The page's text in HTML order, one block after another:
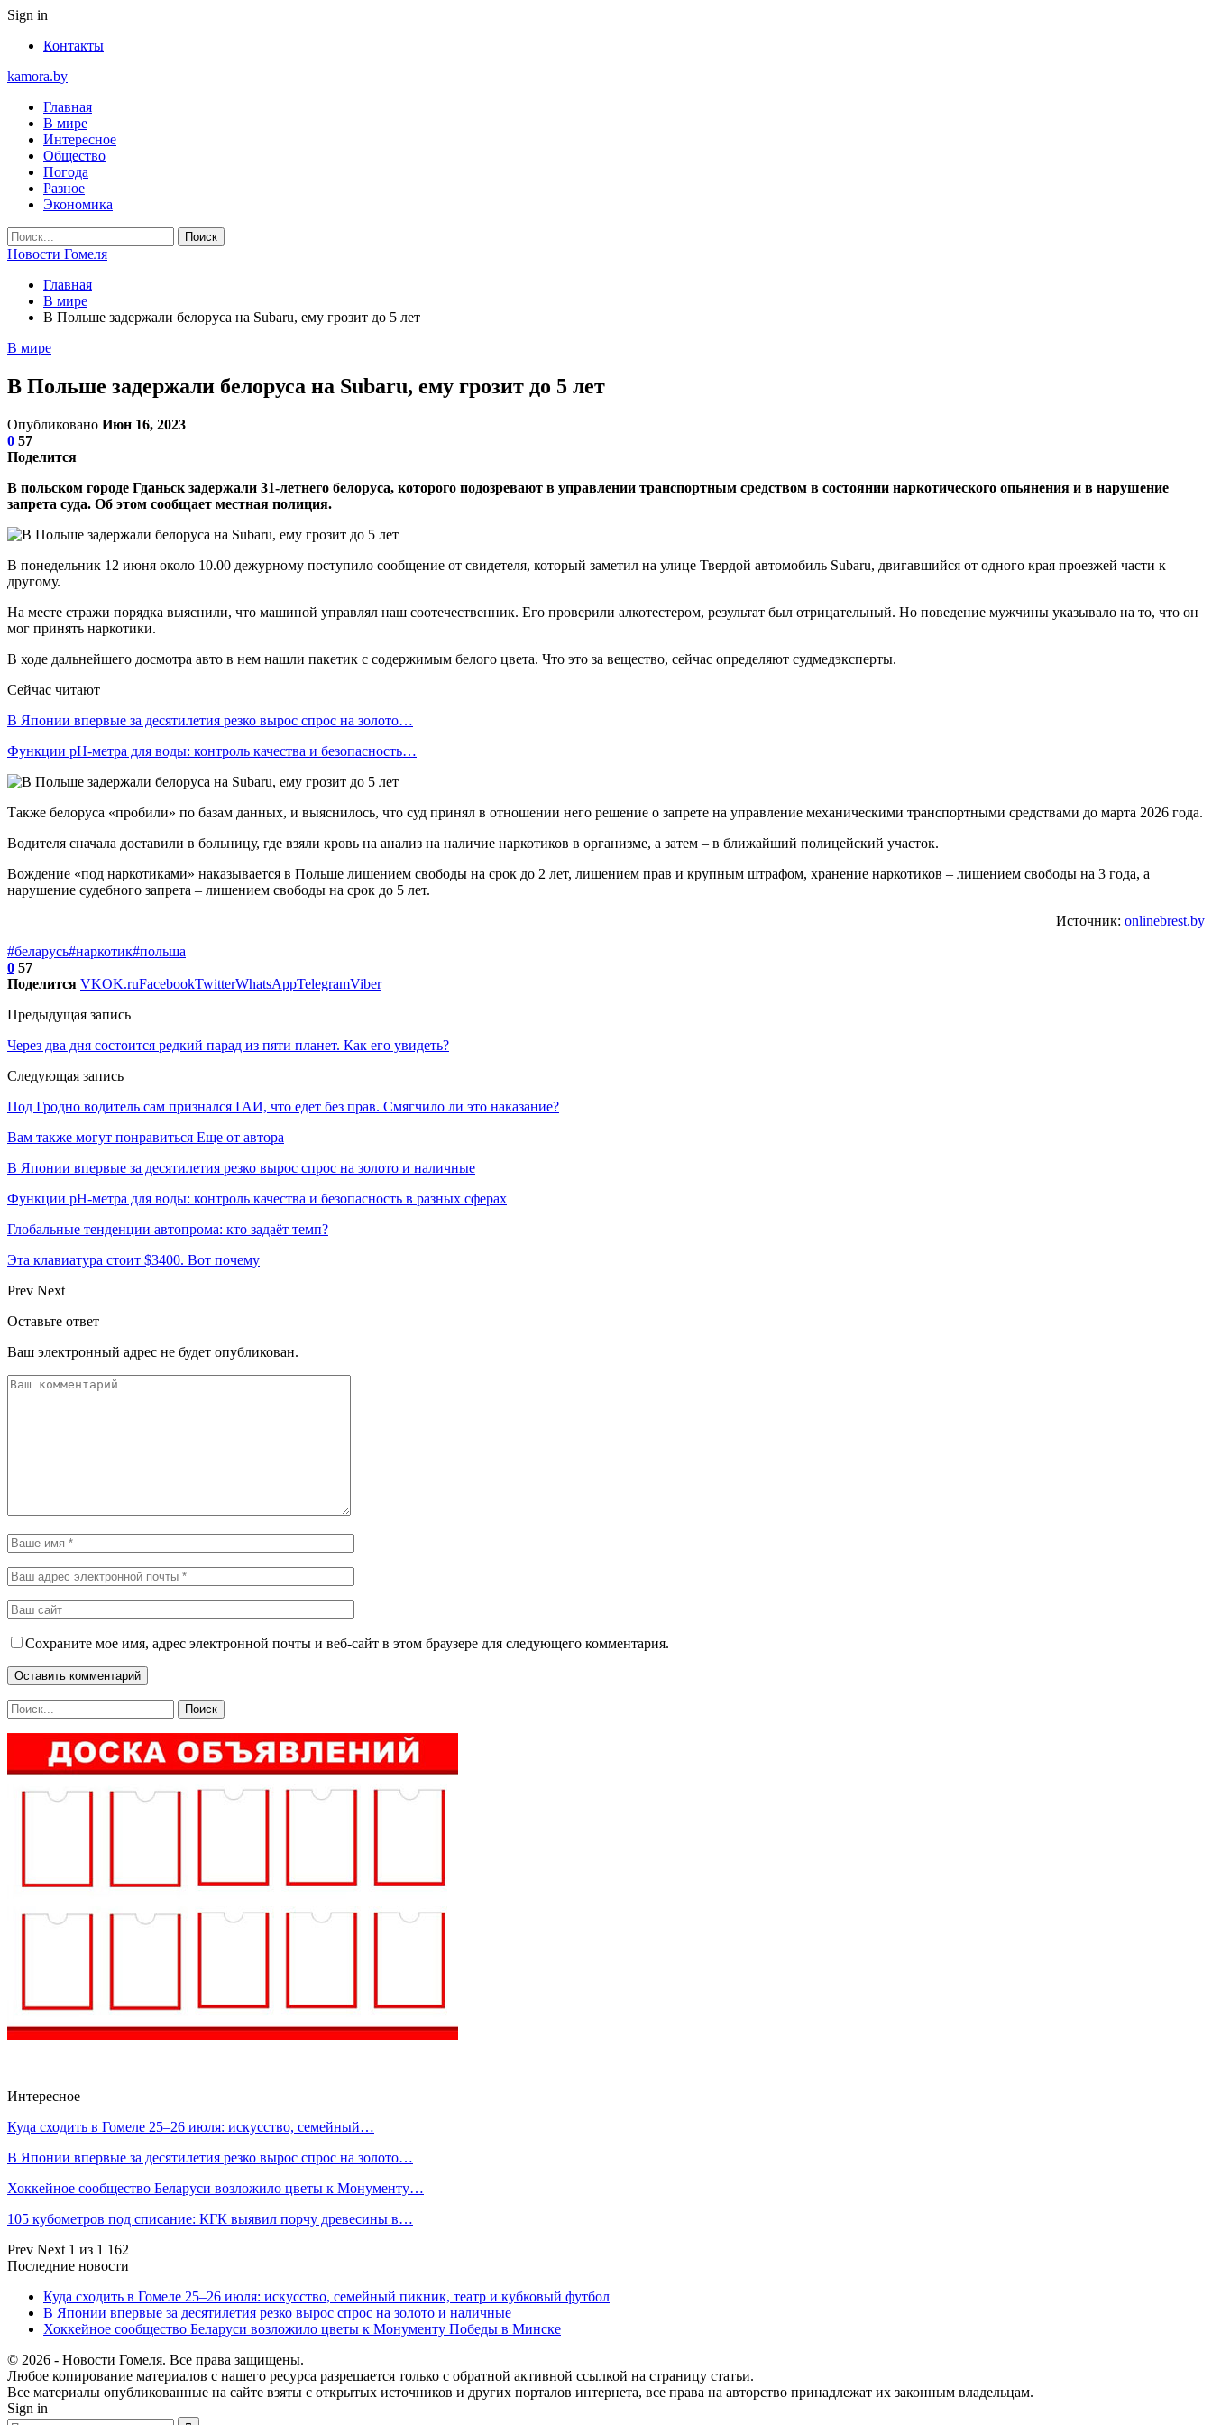
Sign in
Контакты
kamora.by
Главная
В мире
Интересное
Общество
Погода
Разное
Экономика
Новости Гомеля
Главная
В мире
В Польше задержали белоруса на Subaru, ему грозит до 5 лет
В мире
В Польше задержали белоруса на Subaru, ему грозит до 5 лет
Опубликовано Июн 16, 2023
0 57
Поделится
В польском городе Гданьск задержали 31-летнего белоруса, которого подозревают в управлении транспортным средством в состоянии наркотического опьянения и в нарушение
запрета суда. Об этом сообщает местная полиция.
В понедельник 12 июня около 10.00 дежурному поступило сообщение от свидетеля, который заметил на улице Твердой автомобиль Subaru, двигавшийся от одного края проезжей части к
другому.
На месте стражи порядка выяснили, что машиной управлял наш соотечественник. Его проверили алкотестером, результат был отрицательный. Но поведение мужчины указывало на то, что он
мог принять наркотики.
В ходе дальнейшего досмотра авто в нем нашли пакетик с содержимым белого цвета. Что это за вещество, сейчас определяют судмедэксперты.
Сейчас читают
В Японии впервые за десятилетия резко вырос спрос на золото…
Функции pH-метра для воды: контроль качества и безопасность…
Также белоруса «пробили» по базам данных, и выяснилось, что суд принял в отношении него решение о запрете на управление механическими транспортными средствами до марта 2026 года.
Водителя сначала доставили в больницу, где взяли кровь на анализ на наличие наркотиков в организме, а затем – в ближайший полицейский участок.
Вождение «под наркотиками» наказывается в Польше лишением свободы на срок до 2 лет, лишением прав и крупным штрафом, хранение наркотиков – лишением свободы на 3 года, а
нарушение судебного запрета – лишением свободы на срок до 5 лет.
Источник: onlinebrest.by
#беларусь#наркотик#польша
0 57
Поделится VKOK.ruFacebookTwitterWhatsAppTelegramViber
Предыдущая запись
Через два дня состоится редкий парад из пяти планет. Как его увидеть?
Следующая запись
Под Гродно водитель сам признался ГАИ, что едет без прав. Смягчило ли это наказание?
Вам также могут понравиться Еще от автора
В Японии впервые за десятилетия резко вырос спрос на золото и наличные
Функции pH-метра для воды: контроль качества и безопасность в разных сферах
Глобальные тенденции автопрома: кто задаёт темп?
Эта клавиатура стоит $3400. Вот почему
Prev Next
Оставьте ответ
Ваш электронный адрес не будет опубликован.
Сохраните мое имя, адрес электронной почты и веб-сайт в этом браузере для следующего комментария.
Интересное
Куда сходить в Гомеле 25–26 июля: искусство, семейный…
В Японии впервые за десятилетия резко вырос спрос на золото…
Хоккейное сообщество Беларуси возложило цветы к Монументу…
105 кубометров под списание: КГК выявил порчу древесины в…
Prev Next 1 из 1 162
Последние новости
Куда сходить в Гомеле 25–26 июля: искусство, семейный пикник, театр и кубковый футбол
В Японии впервые за десятилетия резко вырос спрос на золото и наличные
Хоккейное сообщество Беларуси возложило цветы к Монументу Победы в Минске
© 2026 - Новости Гомеля. Все права защищены.
Любое копирование материалов с нашего ресурса разрешается только с обратной активной ссылкой на страницу статьи.
Все материалы опубликованные на сайте взяты с открытых источников и других порталов интернета, все права на авторство принадлежат их законным владельцам.
Sign in